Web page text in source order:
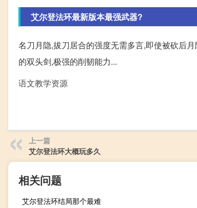
艾尔登法环最新版本最强武器?
名刀月隐,拔刀居合的强度无需多言,即使被砍后
的双头剑,极强的削韧能力...
语文教学资源
上一篇
艾尔登法环大概玩多久
相关问题
艾尔登法环结局那个最难